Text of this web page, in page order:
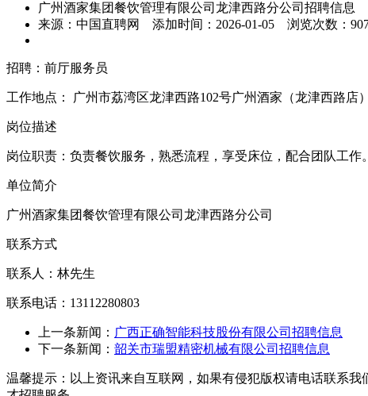
广州酒家集团餐饮管理有限公司龙津西路分公司招聘信息
来源： 中国直聘网 添加时间： 2026-01-05 浏览次数：
招聘：前厅服务员
工作地点： 广州市荔湾区龙津西路102号广州酒家（龙津西路店）
岗位描述
岗位职责：负责餐饮服务，熟悉流程，享受床位，配合团队工
单位简介
广州酒家集团餐饮管理有限公司龙津西路分公司
联系方式
联系人：林先生
联系电话：13112280803
上一条新闻： 广西正确智能科技股份有限公司招聘信息
下一条新闻： 韶关市瑞盟精密机械有限公司招聘信息
温馨提示：以上资讯来自互联网，如果有侵犯版权请电话联系我